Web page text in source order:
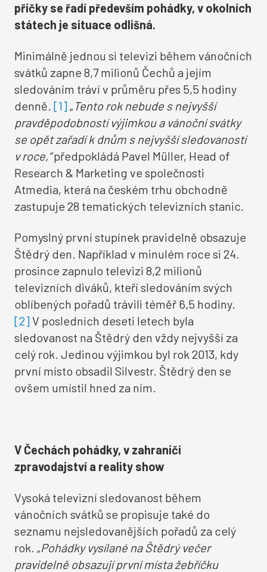
příčky se řadí především pohádky, v okolních
státech je situace odlišná.
Minimálně jednou si televizi během vánočních
svátků zapne 8,7 milionů Čechů a jejím
sledováním tráví v průměru přes 5,5 hodiny
denně. [1]„Tento rok nebude s nejvyšší
pravděpodobností výjimkou a vánoční svátky
se opět zařadí k dnům s nejvyšší sledovaností
v roce,“předpokládá Pavel Müller, Head of
Research & Marketing ve společnosti
Atmedia, která na českém trhu obchodně
zastupuje 28 tematických televizních stanic.
Pomyslný první stupínek pravidelně obsazuje
Štědrý den. Například v minulém roce si 24.
prosince zapnulo televizi 8,2 milionů
televizních diváků, kteří sledováním svých
oblíbených pořadů trávili téměř 6,5 hodiny.
[2]V posledních deseti letech byla
sledovanost na Štědrý den vždy nejvyšší za
celý rok. Jedinou výjimkou byl rok 2013, kdy
první místo obsadil Silvestr. Štědrý den se
ovšem umístil hned za ním.
V Čechách pohádky, v zahraničí
zpravodajství a reality show
Vysoká televizní sledovanost během
vánočních svátků se propisuje také do
seznamu nejsledovanějších pořadů za celý
rok. „Pohádky vysílané na Štědrý večer
pravidelně obsazují první místa žebříčku